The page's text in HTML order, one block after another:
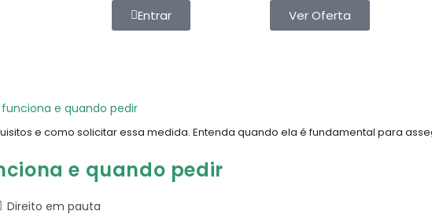
Entrar Ver Oferta
e como solicitar essa medida. Entenda quando ela é fundamental para
e quando pedir
Direito em pauta